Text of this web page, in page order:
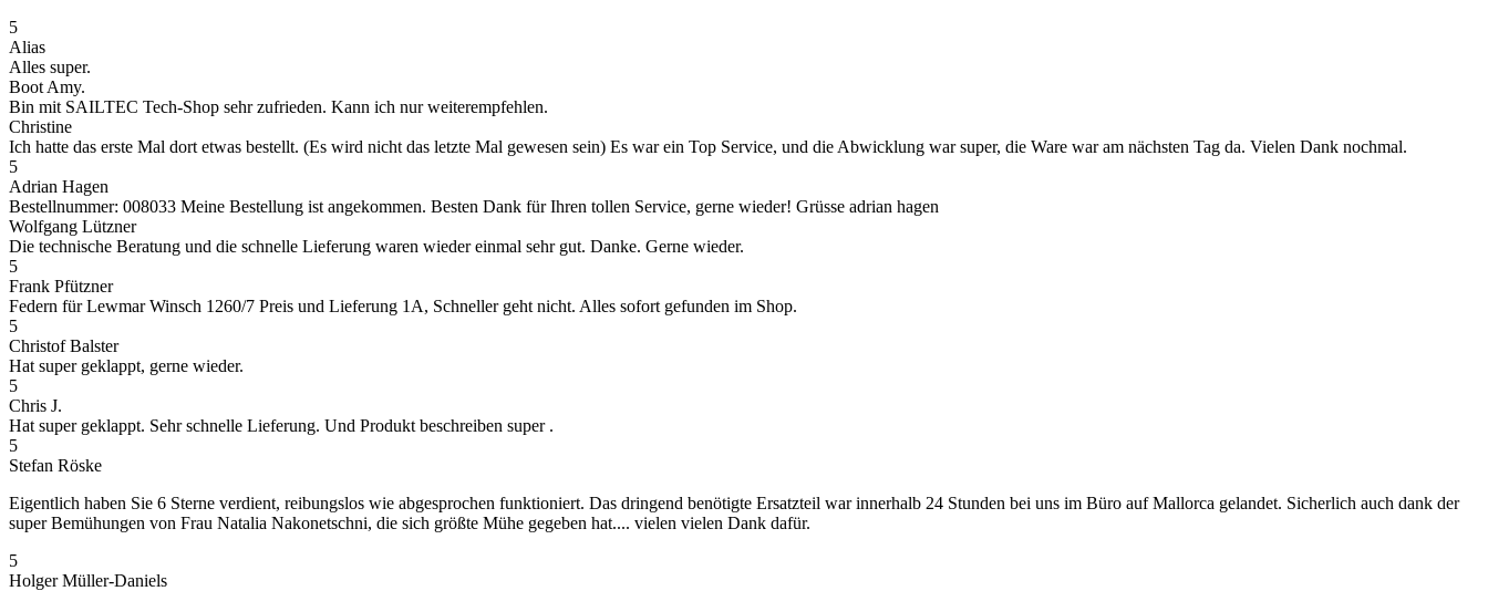
5
Alias
Alles super.
Boot Amy.
Bin mit SAILTEC Tech-Shop sehr zufrieden. Kann ich nur weiterempfehlen.
Christine
Ich hatte das erste Mal dort etwas bestellt. (Es wird nicht das letzte Mal gewesen sein) Es war ein Top Service, und die Abwicklung war super, die Ware war am nächsten Tag da. Vielen Dank nochmal.
5
Adrian Hagen
Bestellnummer: 008033 Meine Bestellung ist angekommen. Besten Dank für Ihren tollen Service, gerne wieder! Grüsse adrian hagen
Wolfgang Lützner
Die technische Beratung und die schnelle Lieferung waren wieder einmal sehr gut. Danke. Gerne wieder.
5
Frank Pfützner
Federn für Lewmar Winsch 1260/7 Preis und Lieferung 1A, Schneller geht nicht. Alles sofort gefunden im Shop.
5
Christof Balster
Hat super geklappt, gerne wieder.
5
Chris J.
Hat super geklappt. Sehr schnelle Lieferung. Und Produkt beschreiben super .
5
Stefan Röske
Eigentlich haben Sie 6 Sterne verdient, reibungslos wie abgesprochen funktioniert. Das dringend benötigte Ersatzteil war innerhalb 24 Stunden bei uns im Büro auf Mallorca gelandet. Sicherlich auch dank der
super Bemühungen von Frau Natalia Nakonetschni, die sich größte Mühe gegeben hat.... vielen vielen Dank dafür.
5
Holger Müller-Daniels